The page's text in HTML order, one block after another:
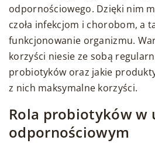
odpornościowego. Dzięki nim
czoła infekcjom i chorobom, a
funkcjonowanie organizmu.
korzyści niesie ze sobą
probiotyków oraz jakie
z nich maksymalne korzyści.
Rola probiotyków w
odpornościowym